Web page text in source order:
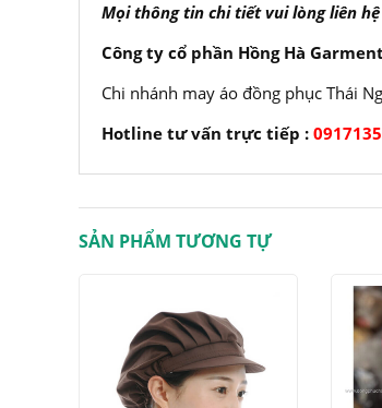
Mọi thông tin chi tiết vui lòng liên hệ
Công ty cổ phần Hồng Hà Garment
Chi nhánh may áo đồng phục Thái
Hotline tư vấn trực tiếp :
SẢN PHẨM TƯƠNG TỰ